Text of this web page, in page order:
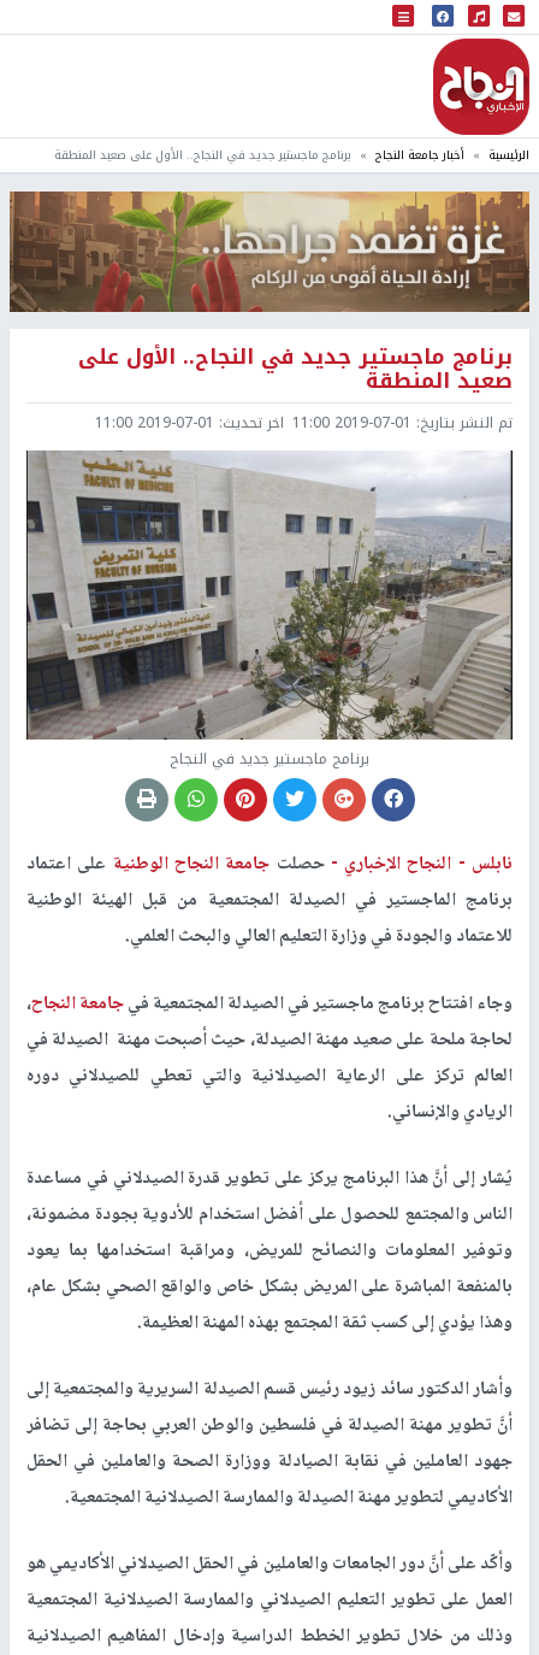
البث المباشر
إذاعة النجاح
الرئيسية أخبار جامعة النجاح برنامج ماجستير جديد في النجاح.. الأول على صعيد المنطقة
برنامج ماجستير جديد في النجاح.. الأول على
صعيد المنطقة
تم النشر بتاريخ: 2019-07-01 11:00 اخر تحديث: 2019-07-01 11:00
برنامج ماجستير جديد في النجاح
نابلس - النجاح الإخباري -حصلت جامعة النجاح الوطنية على اعتماد
برنامج الماجستير في الصيدلة المجتمعية من قبل الهيئة الوطنية
للاعتماد والجودة في وزارة التعليم العالي والبحث العلمي.
وجاء افتتاح برنامج ماجستير في الصيدلة المجتمعية فيجامعة النجاح،
لحاجة ملحة على صعيد مهنة الصيدلة، حيث أصبحت مهنة الصيدلة في
العالم تركز على الرعاية الصيدلانية والتي تعطي للصيدلاني دوره
الريادي والإنساني.
يُشار إلى أنَّ هذا البرنامج يركز على تطوير قدرة الصيدلاني في مساعدة
الناس والمجتمع للحصول على أفضل استخدام للأدوية بجودة مضمونة،
وتوفير المعلومات والنصائح للمريض، ومراقبة استخدامها بما يعود
بالمنفعة المباشرة على المريض بشكل خاص والواقع الصحي بشكل عام،
وهذا يؤدي إلى كسب ثقة المجتمع بهذه المهنة العظيمة.
وأشار الدكتور سائد زيود رئيس قسم الصيدلة السريرية والمجتمعية إلى
أنَّ تطوير مهنة الصيدلة في فلسطين والوطن العربي بحاجة إلى تضافر
جهود العاملين في نقابة الصيادلة ووزارة الصحة والعاملين في الحقل
الأكاديمي لتطوير مهنة الصيدلة والممارسة الصيدلانية المجتمعية.
وأكّد على أنَّ دور الجامعات والعاملين في الحقل الصيدلاني الأكاديمي هو
العمل على تطوير التعليم الصيدلاني والممارسة الصيدلانية المجتمعية
وذلك من خلال تطوير الخطط الدراسية وإدخال المفاهيم الصيدلانية